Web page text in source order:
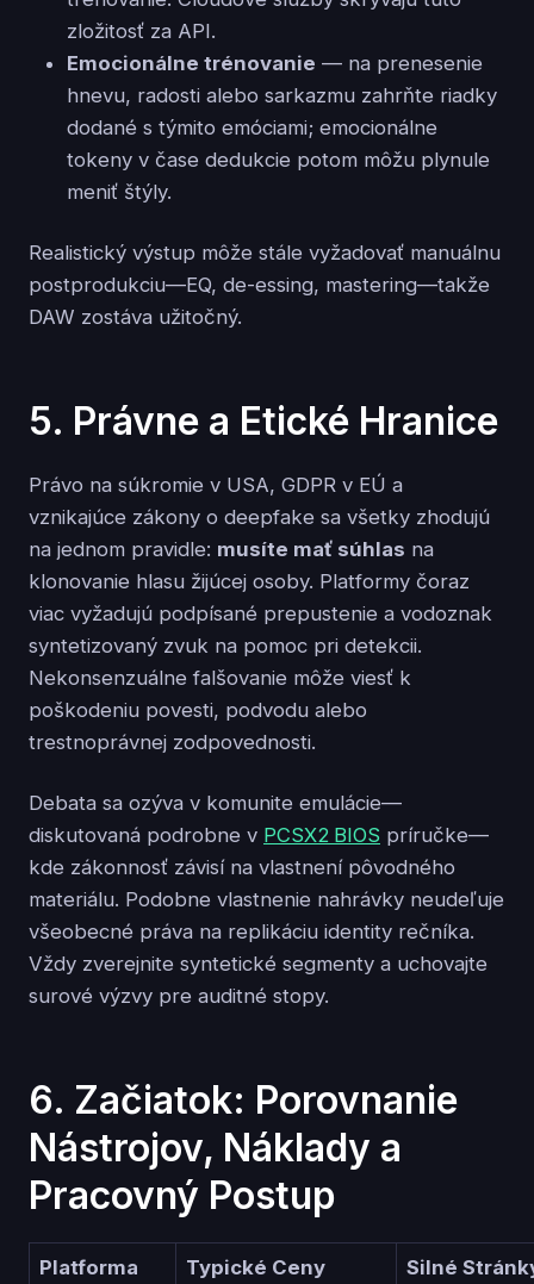
zložitosť za API.
Emocionálne trénovanie — na prenesenie
hnevu, radosti alebo sarkazmu zahrňte riadky
dodané s týmito emóciami; emocionálne
tokeny v čase dedukcie potom môžu plynule
meniť štýly.
Realistický výstup môže stále vyžadovať manuálnu
postprodukciu—EQ, de-essing, mastering—takže
DAW zostáva užitočný.
5. Právne a Etické Hranice
Právo na súkromie v USA, GDPR v EÚ a
vznikajúce zákony o deepfake sa všetky zhodujú
na jednom pravidle: musíte mať súhlas na
klonovanie hlasu žijúcej osoby. Platformy čoraz
viac vyžadujú podpísané prepustenie a vodoznak
syntetizovaný zvuk na pomoc pri detekcii.
Nekonsenzuálne falšovanie môže viesť k
poškodeniu povesti, podvodu alebo
trestnoprávnej zodpovednosti.
Debata sa ozýva v komunite emulácie—
diskutovaná podrobne v PCSX2 BIOS príručke—
kde zákonnosť závisí na vlastnení pôvodného
materiálu. Podobne vlastnenie nahrávky neudeľuje
všeobecné práva na replikáciu identity rečníka.
Vždy zverejnite syntetické segmenty a uchovajte
surové výzvy pre auditné stopy.
6. Začiatok: Porovnanie
Nástrojov, Náklady a
Pracovný Postup
Platforma Typické Ceny Silné